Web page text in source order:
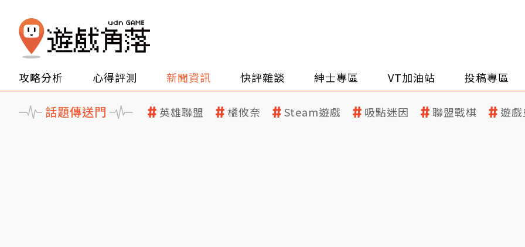
攻略分析 心得評測 新聞資訊 快評雜談 紳士專區 VT加油站 投稿專區
話題傳送門 英雄聯盟 橘攸奈 Steam遊戲 吸點迷因 聯盟戰棋 遊